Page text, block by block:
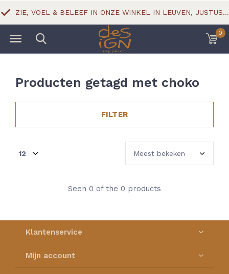
0
ZIE, VOEL & BELEEF IN ONZE WINKEL IN LEUVEN, JUSTUS LIPSIUSSTRAAT 18
Producten getagd met choko
FILTER
Seen 0 of the 0 products
Klantenservice
Mijn account